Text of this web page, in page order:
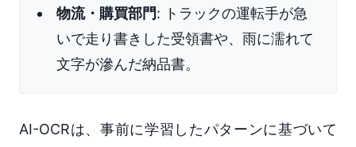
物流・購買部門: トラックの運転手が急
いで走り書きした受領書や、雨に濡れて
文字が滲んだ納品書。
AI-OCRは、事前に学習したパターンに基づいて